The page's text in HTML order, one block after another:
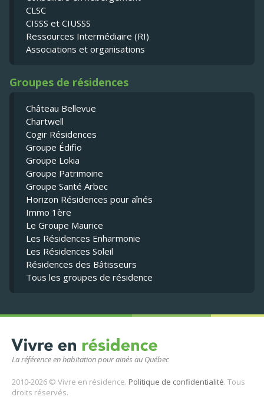
La référence en habitation pour ainés au Québec
2010-2026 © Vivre en résidence. Politique de confidentialité. Tous
droits réservés.
CLSC
CISSS et CIUSSS
Ressources Intermédiaire (RI)
Associations et organisations
Groupes de résidences
Château Bellevue
Chartwell
Cogir Résidences
Groupe Édifio
Groupe Lokia
Groupe Patrimoine
Groupe Santé Arbec
Horizon Résidences pour aînés
Immo 1ère
Le Groupe Maurice
Les Résidences Enharmonie
Les Résidences Soleil
Résidences des Bâtisseurs
Tous les groupes de résidence